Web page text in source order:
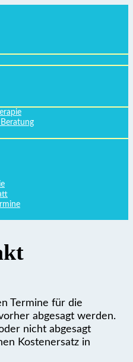
Termine für die
abgesagt werden.
nicht abgesagt
Kostenersatz in